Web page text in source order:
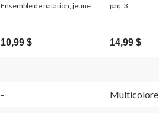
Ensemble de natation, jeune
10,99 $
paq. 3
14,99 $
- Multicolore